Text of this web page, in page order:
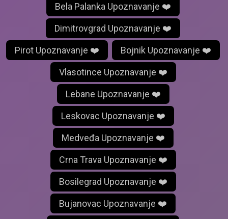
Bela Palanka Upoznavanje ❤️
Dimitrovgrad Upoznavanje ❤️
Pirot Upoznavanje ❤️ Bojnik Upoznavanje ❤️
Vlasotince Upoznavanje ❤️
Lebane Upoznavanje ❤️
Leskovac Upoznavanje ❤️
Medveđa Upoznavanje ❤️
Crna Trava Upoznavanje ❤️
Bosilegrad Upoznavanje ❤️
Bujanovac Upoznavanje ❤️